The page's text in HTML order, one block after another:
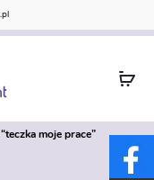
moje prace”